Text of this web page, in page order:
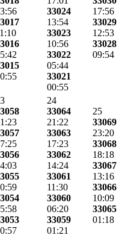
33024
13:54
33023
10:56
33022
05:44
33021
00:55
17:56
33029
12:53
33028
09:54
24
33064
21:22
33063
17:23
33062
14:24
33061
11:30
33060
06:20
33059
01:21
25
33069
23:20
33068
18:18
33067
13:16
33066
10:09
33065
01:18